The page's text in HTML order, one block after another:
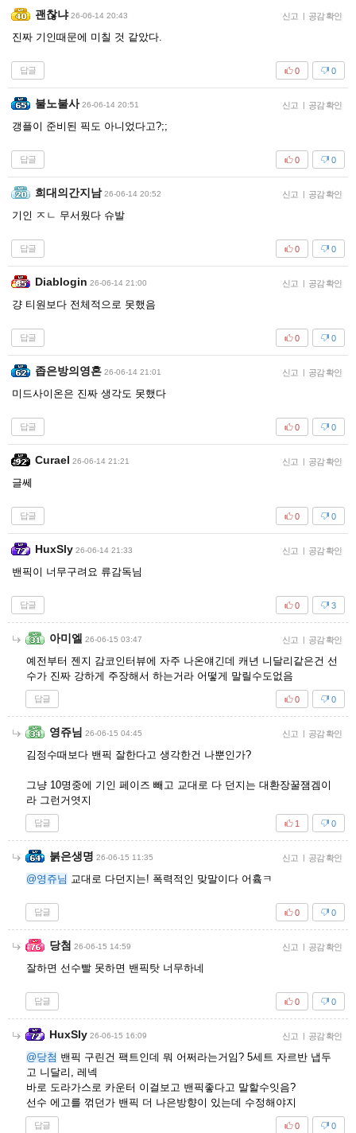
괜찮냐 26-06-14 20:43 신고 | 공감 확인
진짜 기인때문에 미칠 것 같았다.
답글 0
0
불노불사 26-06-14 20:51 신고 | 공감 확인
갱플이 준비된 픽도 아니었다고?;;
답글 0
0
희대의간지남 26-06-14 20:52 신고 | 공감 확인
기인 ㅈㄴ 무서웠다 슈발
답글 0
0
Diablogin 26-06-14 21:00 신고 | 공감 확인
걍 티원보다 전체적으로 못했음
답글 0
0
좁은방의영혼 26-06-14 21:01 신고 | 공감 확인
미드사이온은 진짜 생각도 못했다
답글 0
0
Curael 26-06-14 21:21 신고 | 공감 확인
글쎄
답글 0
0
HuxSly 26-06-14 21:33 신고 | 공감 확인
밴픽이 너무구려요 류감독님
답글 3
0
아미엘 26-06-15 03:47 신고 | 공감 확인
예전부터 젠지 감코인터뷰에 자주 나온얘긴데 캐년 니달리같은건 선
수가 진짜 강하게 주장해서 하는거라 어떻게 말릴수도없음
답글 0
0
영쥬님 26-06-15 04:45 신고 | 공감 확인
김정수때보다 밴픽 잘한다고 생각한건 나뿐인가?
그냥 10명중에 기인 페이즈 빼고 교대로 다 던지는 대환장꿀잼겜이
라 그런거엿지
답글 0
1
붉은생명 26-06-15 11:35 신고 | 공감 확인
@영쥬님 교대로 다던지는! 폭력적인 맞말이다 어흌ㅋ
답글 0
0
당첨 26-06-15 14:59 신고 | 공감 확인
잘하면 선수빨 못하면 밴픽탓 너무하네
답글 0
0
HuxSly 26-06-15 16:09 신고 | 공감 확인
@당첨 밴픽 구린건 팩트인데 뭐 어쩌라는거임? 5세트 자르반 냅두
고 니달리, 레넥
바로 도라가스로 카운터 이걸보고 밴픽좋다고 말할수잇음?
선수 에고를 꺾던가 밴픽 더 나은방향이 있는데 수정해야지
답글 0
0